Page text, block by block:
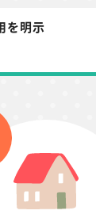
を明示